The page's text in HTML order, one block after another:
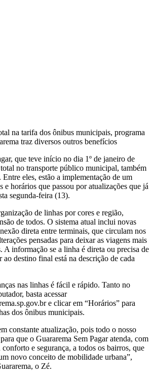
na tarifa dos ônibus municipais, programa
traz diversos outros benefícios
que teve início no dia 1º de janeiro de
no transporte público municipal, também
eles, estão a implementação de um
e horários que passou por atualizações que já
segunda-feira (13).
de linhas por cores e região,
de todos. O sistema atual inclui novas
direta entre terminais, que circulam nos
pensadas para deixar as viagens mais
A informação se a linha é direta ou precisa de
ao destino final está na descrição de cada
nas linhas é fácil e rápido. Tanto no
basta acessar
e clicar em “Horários” para
dos ônibus municipais.
constante atualização, pois todo o nosso
que o Guararema Sem Pagar atenda, com
e segurança, a todos os bairros, que
novo conceito de mobilidade urbana”,
o Zé.